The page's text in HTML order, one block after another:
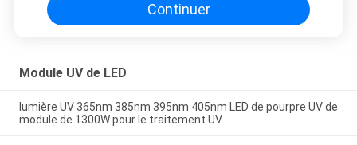
Continuer
Module UV de LED
lumière UV 365nm 385nm 395nm 405nm LED de pourpre UV de
module de 1300W pour le traitement UV